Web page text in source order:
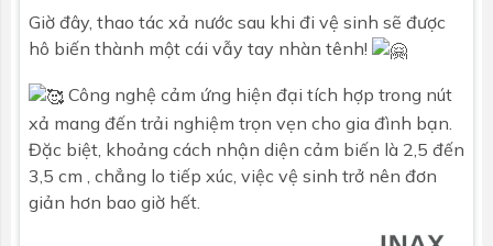
Giờ đây, thao tác xả nước sau khi đi vệ sinh sẽ được
hô biến thành một cái vẫy tay nhàn tênh!
Công nghệ cảm ứng hiện đại tích hợp trong nút
xả mang đến trải nghiệm trọn vẹn cho gia đình bạn.
Đặc biệt, khoảng cách nhận diện cảm biến là 2,5 đến
3,5 cm , chẳng lo tiếp xúc, việc vệ sinh trở nên đơn
giản hơn bao giờ hết.